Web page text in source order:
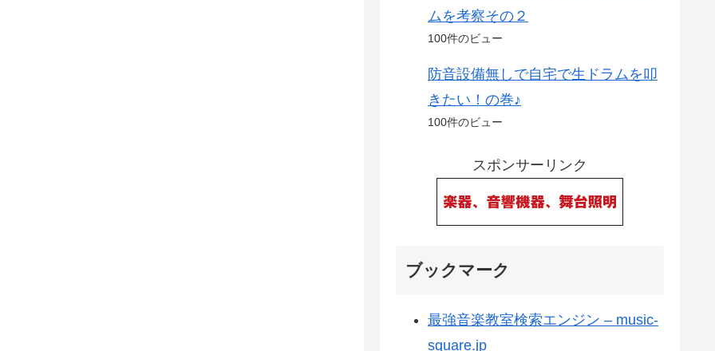
ムを考察その２
100件のビュー
防音設備無しで自宅で生ドラムを叩
きたい！の巻♪
100件のビュー
スポンサーリンク
ブックマーク
最強音楽教室検索エンジン – music-
square.jp